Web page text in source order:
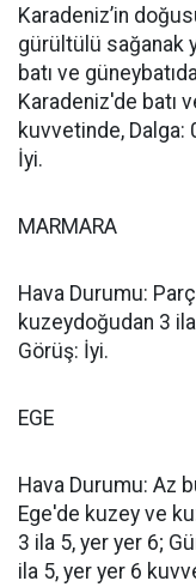
Karadeniz’in
gürültülü sağanak
batı ve
Karadeniz'de batı
kuvvetinde, Dalga:
İyi.
MARMARA
Hava Durumu:
kuzeydoğudan 3
Görüş: İyi.
EGE
Hava Durumu: Az
Ege'de kuzey ve
3 ila 5, yer yer 6;
ila 5, yer yer 6